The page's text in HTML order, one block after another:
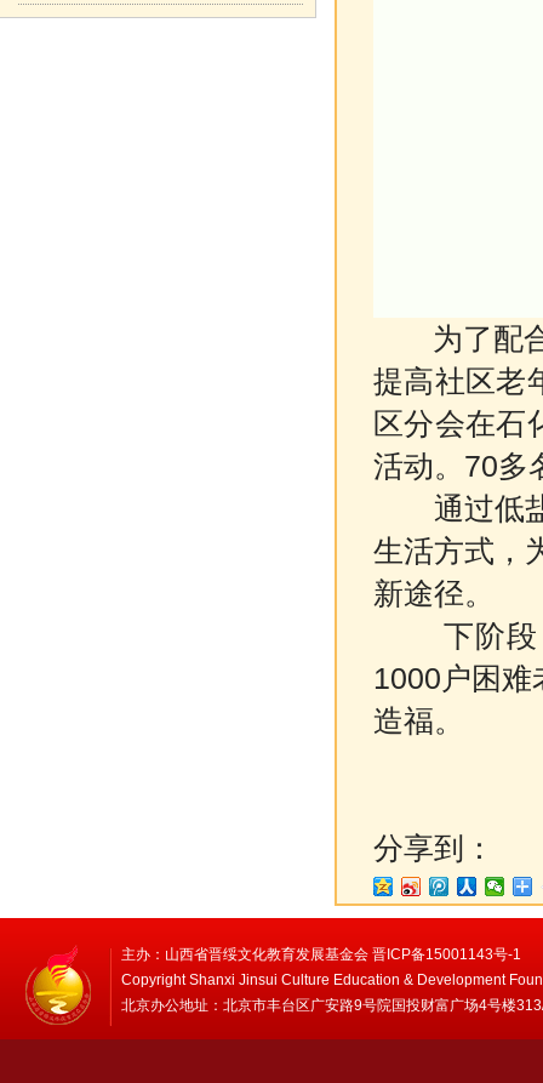
为了配合
提高社区老
区分会在石
活动。70多
通过低盐
生活方式，
新途径。
下阶段，
1000户困难
造福。
分享到：
主办：山西省晋绥文化教育发展基金会 晋ICP备15001143号-1
Copyright Shanxi Jinsui Culture Education & Development
北京办公地址：北京市丰台区广安路9号院国投财富广场4号楼